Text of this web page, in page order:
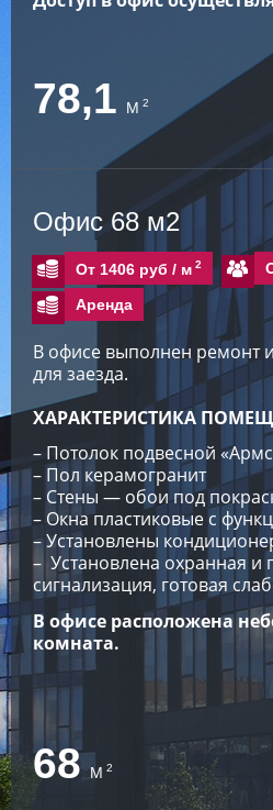
78,1 М 2
Офис 68 м2
От 1406 руб / м 2
Аренда
В офисе выполнен ремонт
для заезда.
ХАРАКТЕРИСТИКА
– Потолок подвесной
– Пол керамогранит
– Стены — обои под
– Окна пластиковые с
– Установлены
– Установлена охранная и
сигнализация, готовая
В офисе расположена
комната.
68М 2